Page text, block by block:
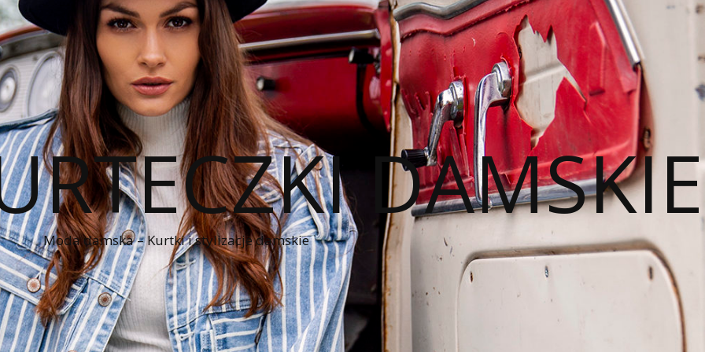
DAMSKIE
Moda damska – Kurtki i stylizacje damskie